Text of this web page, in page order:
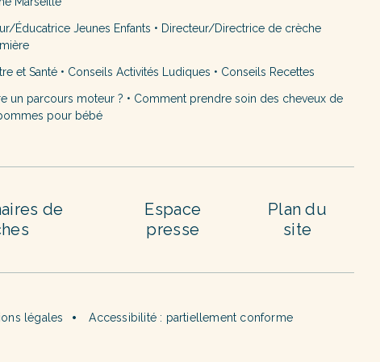
Éducatrice Jeunes Enfants • Directeur/Directrice de crèche
et Santé • Conseils Activités Ludiques • Conseils Recettes
un parcours moteur ? • Comment prendre soin des cheveux de
pour bébé
de
Espace
presse
Plan du
site
légales Accessibilité : partiellement conforme